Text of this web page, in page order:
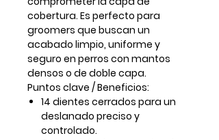
cobertura. Es perfecto para
groomers que buscan un
acabado limpio, uniforme y
seguro en perros con mantos
densos o de doble capa.
Puntos clave / Beneficios:
14 dientes cerrados para un
deslanado preciso y
controlado.